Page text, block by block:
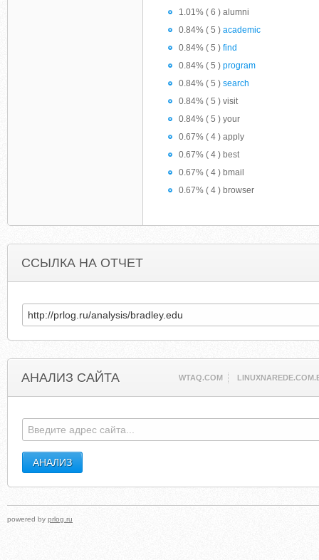
1.01% ( 6 ) alumni
0.84% ( 5 ) academic
0.84% ( 5 ) find
0.84% ( 5 ) program
0.84% ( 5 ) search
0.84% ( 5 ) visit
0.84% ( 5 ) your
0.67% ( 4 ) apply
0.67% ( 4 ) best
0.67% ( 4 ) bmail
0.67% ( 4 ) browser
ССЫЛКА НА ОТЧЕТ
АНАЛИЗ САЙТА WTAQ.COM
powered by prlog.ru